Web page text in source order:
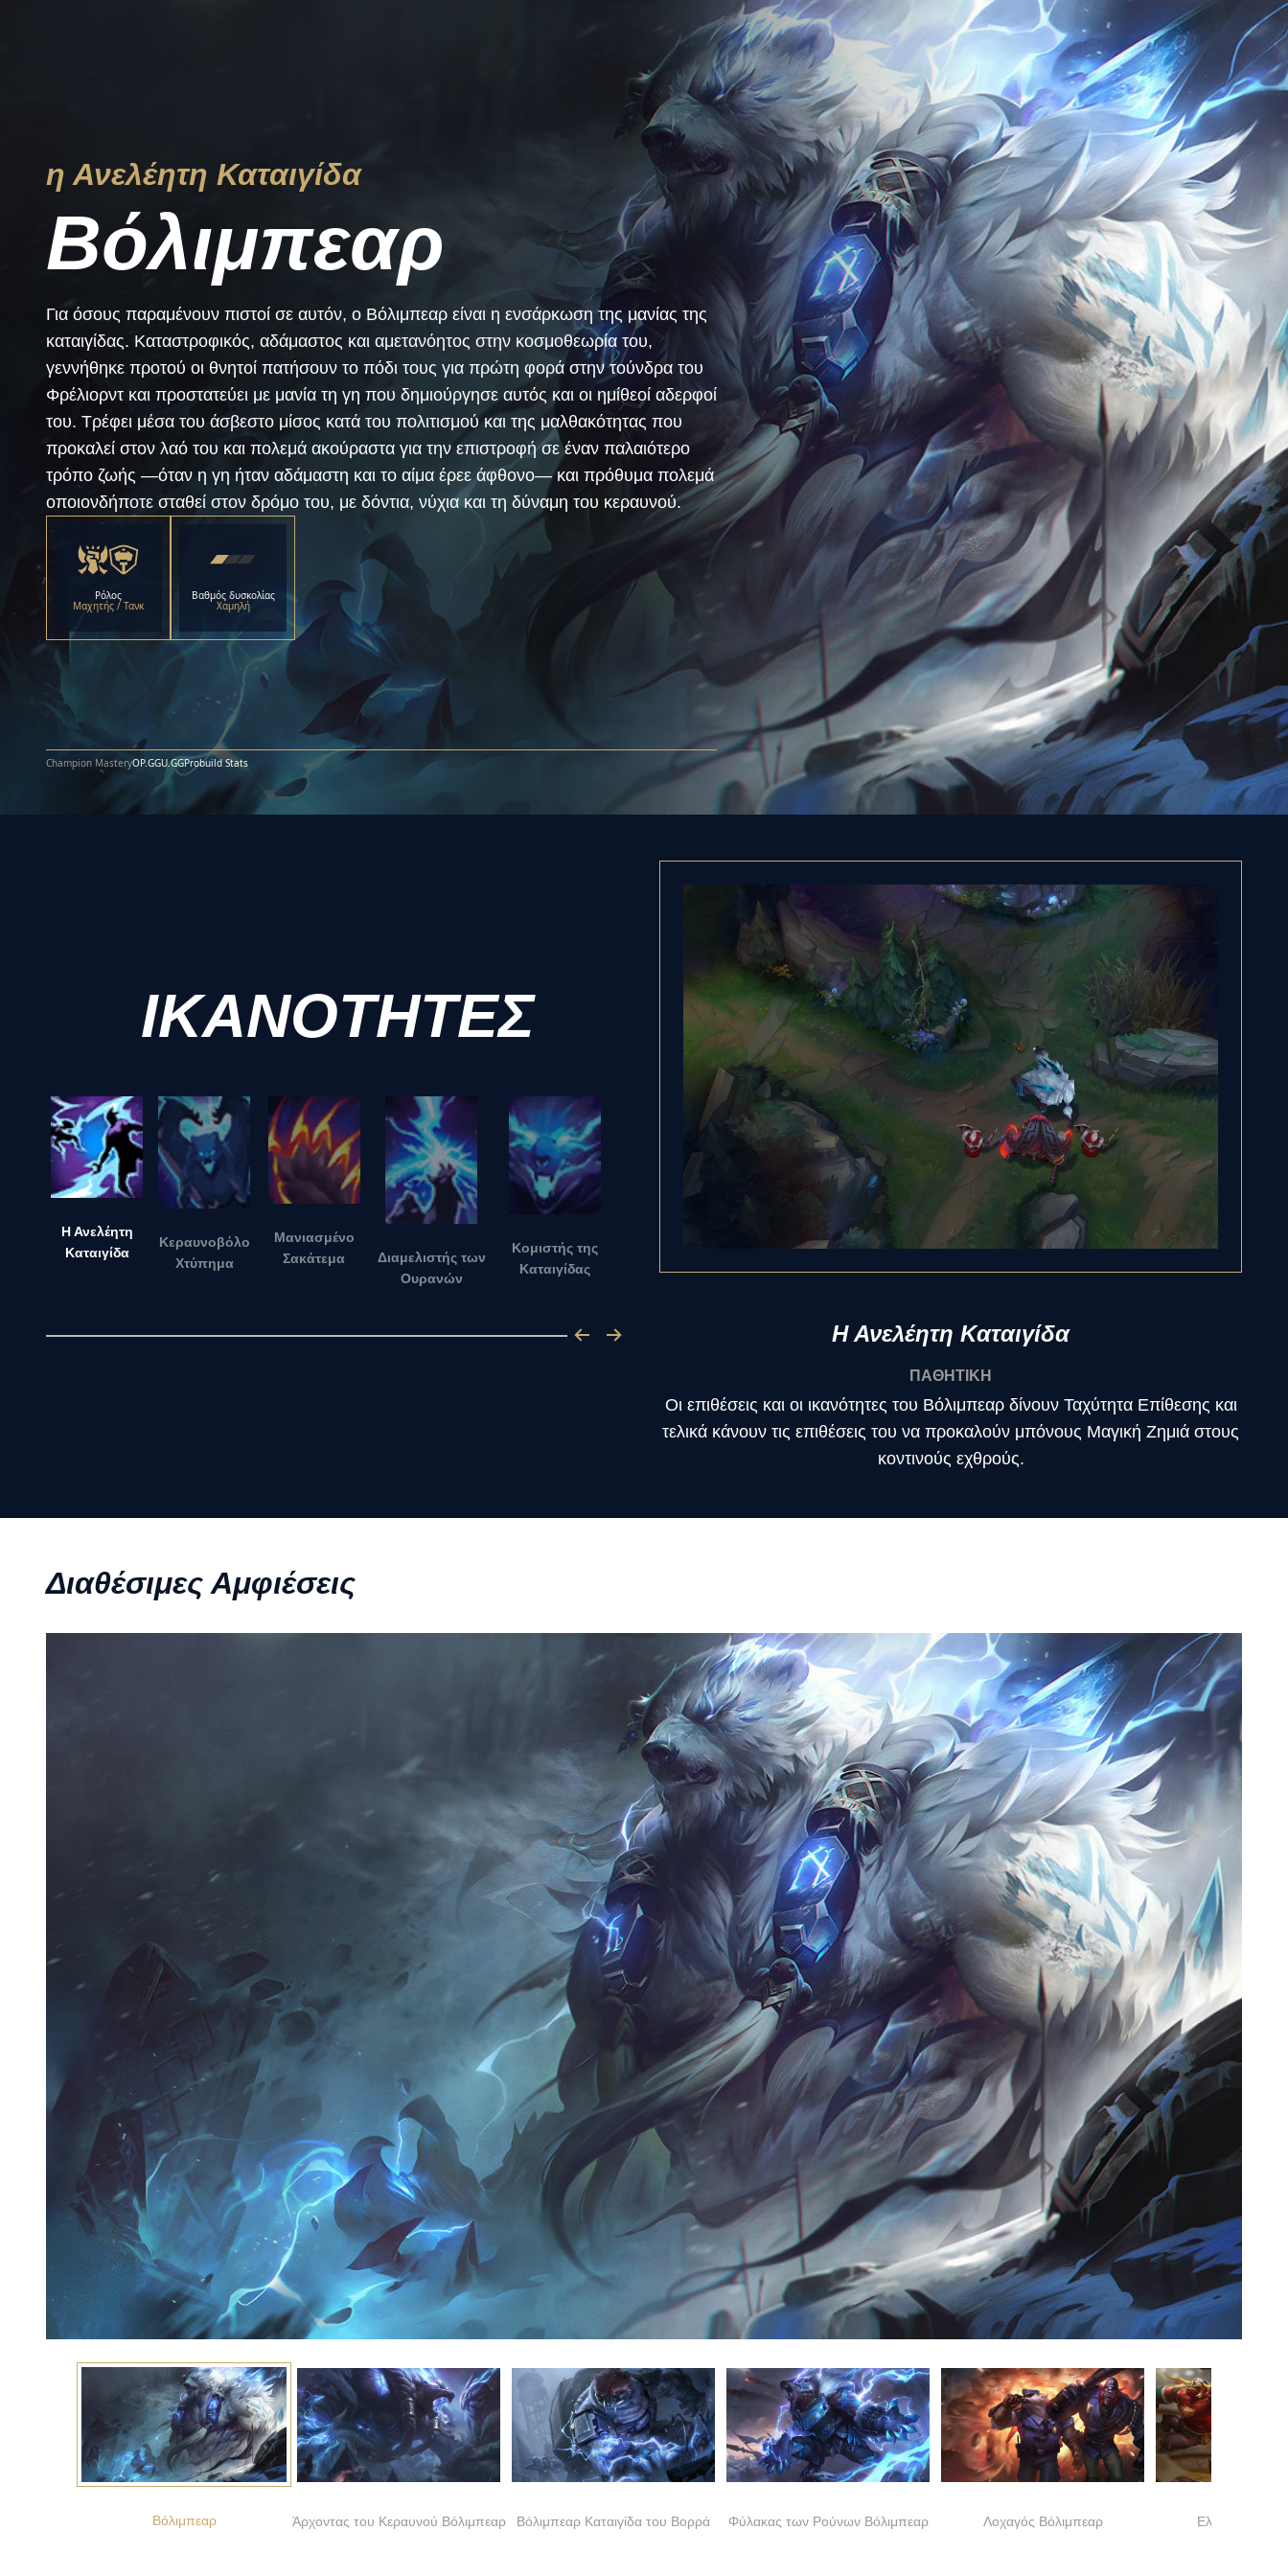
η Ανελέητη Καταιγίδα
Βόλιμπεαρ
Για όσους παραμένουν πιστοί σε αυτόν, ο Βόλιμπεαρ είναι η ενσάρκωση της μανίας της
καταιγίδας. Καταστροφικός, αδάμαστος και αμετανόητος στην κοσμοθεωρία του,
γεννήθηκε προτού οι θνητοί πατήσουν το πόδι τους για πρώτη φορά στην τούνδρα του
Φρέλιορντ και προστατεύει με μανία τη γη που δημιούργησε αυτός και οι ημίθεοί αδερφοί
του. Τρέφει μέσα του άσβεστο μίσος κατά του πολιτισμού και της μαλθακότητας που
προκαλεί στον λαό του και πολεμά ακούραστα για την επιστροφή σε έναν παλαιότερο
τρόπο ζωής —όταν η γη ήταν αδάμαστη και το αίμα έρεε άφθονο— και πρόθυμα πολεμά
οποιονδήποτε σταθεί στον δρόμο του, με δόντια, νύχια και τη δύναμη του κεραυνού.
Ρόλος
Μαχητής / Τανκ
Βαθμός δυσκολίας
Χαμηλή
Champion MasteryOP.GGU.GGProbuild Stats
ΙΚΑΝΟΤΗΤΕΣ
Η Ανελέητη
Καταιγίδα
Κεραυνοβόλο
Χτύπημα
Μανιασμένο
Σακάτεμα
Διαμελιστής των
Ουρανών
Κομιστής της
Καταιγίδας
Η Ανελέητη Καταιγίδα
ΠΑΘΗΤΙΚΗ
Οι επιθέσεις και οι ικανότητες του Βόλιμπεαρ δίνουν Ταχύτητα Επίθεσης και
τελικά κάνουν τις επιθέσεις του να προκαλούν μπόνους Μαγική Ζημιά στους
κοντινούς εχθρούς.
Διαθέσιμες Αμφιέσεις
Βόλιμπεαρ Άρχοντας του Κεραυνού Βόλιμπεαρ Βόλιμπεαρ Καταιγίδα του Βορρά Φύλακας των Ρούνων Βόλιμπεαρ Λοχαγός Βόλιμπεαρ Ελ Ράγιο